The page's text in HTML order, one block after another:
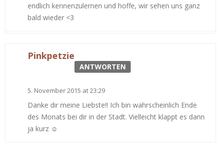
endlich kennenzulernen und hoffe, wir sehen uns ganz
bald wieder <3
Pinkpetzie
ANTWORTEN
5. November 2015 at 23:29
Danke dir meine Liebste!! Ich bin wahrscheinlich Ende
des Monats bei dir in der Stadt. Vielleicht klappt es dann
ja kurz ☺️